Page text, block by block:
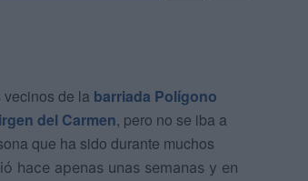
de la barriada Polígono
del Carmen, pero no se iba a
que ha sido durante muchos
hace apenas unas semanas y en